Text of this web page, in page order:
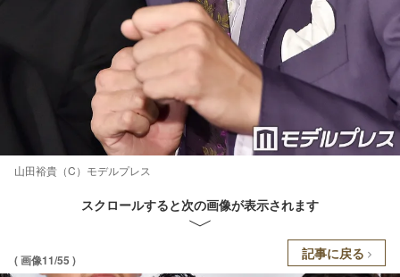
山田裕貴（C）モデルプレス
スクロールすると次の画像が表示されます
( 画像11/55 ) 記事に戻る